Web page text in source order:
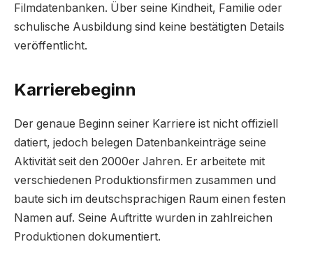
Filmdatenbanken. Über seine Kindheit, Familie oder
schulische Ausbildung sind keine bestätigten Details
veröffentlicht.
Karrierebeginn
Der genaue Beginn seiner Karriere ist nicht offiziell
datiert, jedoch belegen Datenbankeinträge seine
Aktivität seit den 2000er Jahren. Er arbeitete mit
verschiedenen Produktionsfirmen zusammen und
baute sich im deutschsprachigen Raum einen festen
Namen auf. Seine Auftritte wurden in zahlreichen
Produktionen dokumentiert.